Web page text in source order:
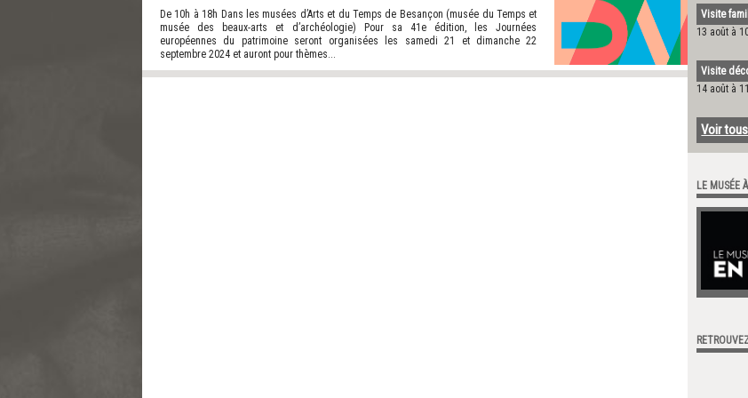
De 10h à 18h Dans les musées d’Arts et du Temps de Besançon (musée du Temps et
musée des beaux-arts et d’archéologie) Pour sa 41e édition, les Journées
européennes du patrimoine seront organisées les samedi 21 et dimanche 22
septembre 2024 et auront pour thèmes...
Visite
13 août à
Visite
14 août à
Voir
LE MUSÉE